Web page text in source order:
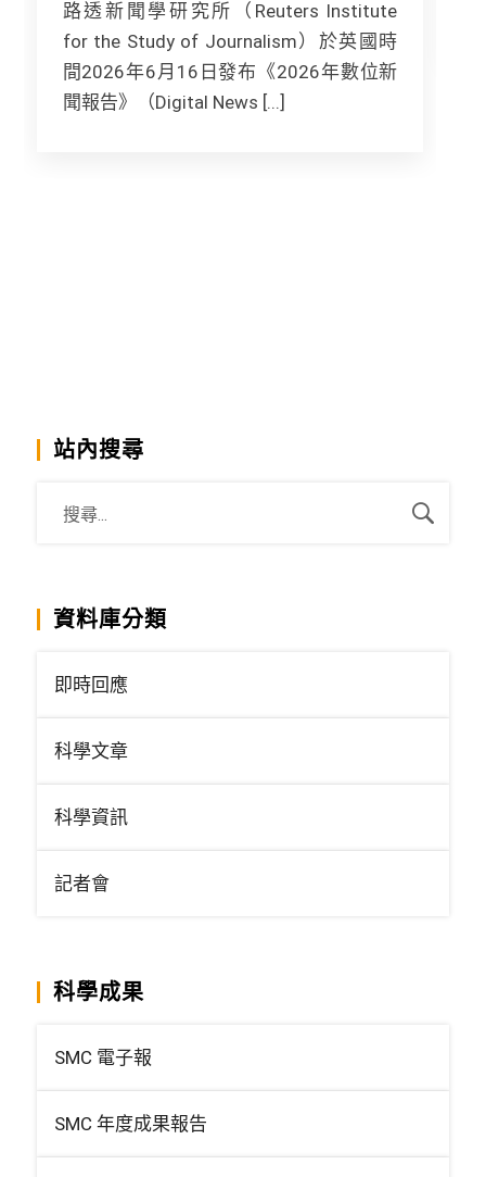
路透新聞學研究所（Reuters Institute
for the Study of Journalism）於英國時
間2026年6月16日發布《2026年數位新
聞報告》（Digital News [...]
站內搜尋
資料庫分類
即時回應
科學文章
科學資訊
記者會
科學成果
SMC 電子報
SMC 年度成果報告